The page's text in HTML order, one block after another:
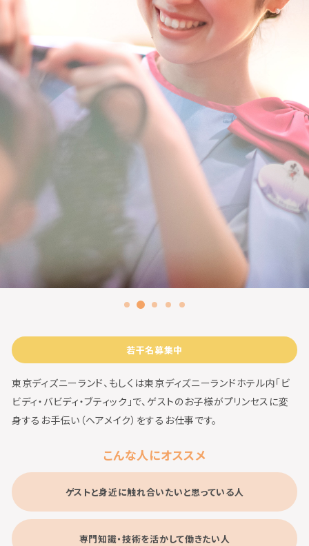
若干名募集中
東京ディズニーランド、もしくは東京ディズニーランドホテル内「ビ
ビディ・バビディ・ブティック」で、ゲストのお子様がプリンセスに変
身するお手伝い（ヘアメイク）をするお仕事です。
こんな人にオススメ
ゲストと身近に触れ合いたいと思っている人
専門知識・技術を活かして働きたい人